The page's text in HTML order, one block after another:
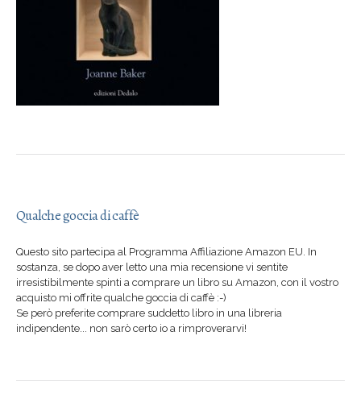
Qualche goccia di caffè
Questo sito partecipa al Programma Affiliazione Amazon EU. In
sostanza, se dopo aver letto una mia recensione vi sentite
irresistibilmente spinti a comprare un libro su Amazon, con il vostro
acquisto mi offrite qualche goccia di caffè :-)
Se però preferite comprare suddetto libro in una libreria
indipendente... non sarò certo io a rimproverarvi!